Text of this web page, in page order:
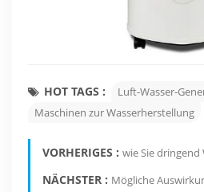
HOT TAGS :
Luft-Wasser-
Maschinen zur Wasserherstellung
VORHERIGES : wie Sie dringend
NÄCHSTER : Mögliche